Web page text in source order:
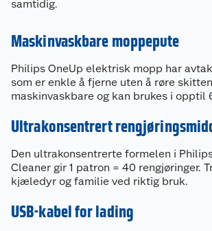
samtidig.
Maskinvaskbare moppepute
Philips OneUp elektrisk mopp har
som er enkle å fjerne uten å røre
maskinvaskbare og kan brukes i opptil
Ultrakonsentrert
Den ultrakonsentrerte formelen i
Cleaner gir 1 patron = 40 rengjøringer.
kjæledyr og familie ved riktig bruk.
USB-kabel for lading
Om oss
Nyheter
Våre butikker
Våre merkevarer
Kundeservice
Kontakt oss
Angre- og returrett
Reklamasjon og garanti
Ofte stilte spørsmål